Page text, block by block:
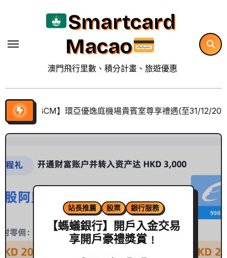
Smartcard
Macao
澳門飛行里數、積分計畫、旅遊優惠
【BCM】環亞優逸庭機場貴賓室尊享禮遇(至31/12/
站長推薦 股票 銀行服務
【螞蟻銀行】開戶入金交易
享開戶豪禮獎賞﹗